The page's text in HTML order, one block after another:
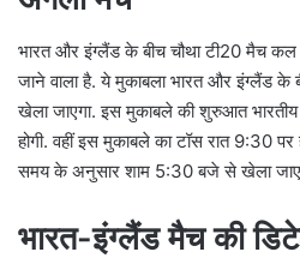
भारत और इंग्लैंड के बीच चौथा टी20 मैच कल
जाने वाला है. ये मुकाबला भारत और इंग्लैंड के
खेला जाएगा. इस मुकाबले की शुरुआत
होगी. वहीं इस मुकाबले का टॉस रात 9:30
समय के अनुसार शाम 5:30 बजे से खेला
भारत-इंग्लैंड मैच की